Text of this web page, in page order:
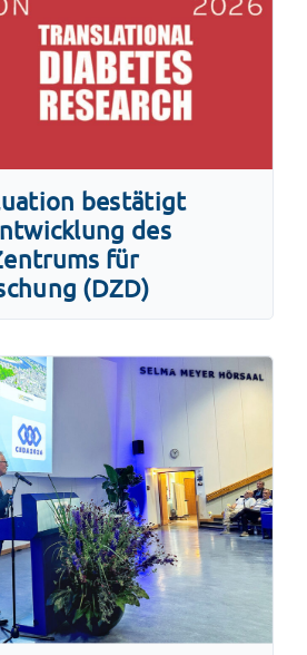
bestätigt
des
für
(DZD)